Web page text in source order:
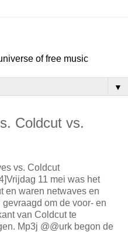
of free music
▼
Coldcut vs.
vs. Coldcut
11 mei was het
en waren netwaves en
gevraagd om de voor- en
van Coldcut te
Mp3j @@urk begon de